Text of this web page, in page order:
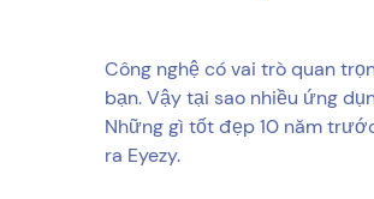
Công nghệ có vai trò quan
bạn. Vậy tại sao nhiều ứng
Những gì tốt đẹp 10 năm
ra Eyezy.